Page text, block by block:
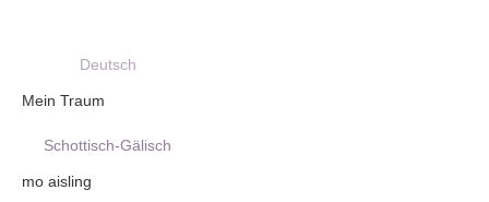
Deutsch
Mein Traum
Schottisch-Gälisch
mo aisling